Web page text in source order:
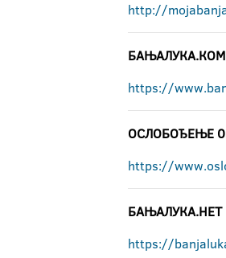
http://
БАЊАЛУКА.КОМ
https://
ОСЛОБОЂЕЊЕ
https://
БАЊАЛУКА.НЕТ
https://